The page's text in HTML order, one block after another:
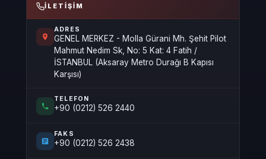
İLETIŞIM
ADRES
GENEL MERKEZ - Molla Gürani Mh. Şehit Pilot
Mahmut Nedim Sk, No: 5 Kat: 4 Fatih /
İSTANBUL (Aksaray Metro Durağı B Kapısı
Karşısı)
TELEFON
+90 (0212) 526 2440
FAKS
+90 (0212) 526 2438